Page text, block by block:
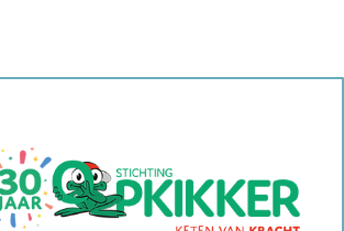
STICHTING OPKIKKER